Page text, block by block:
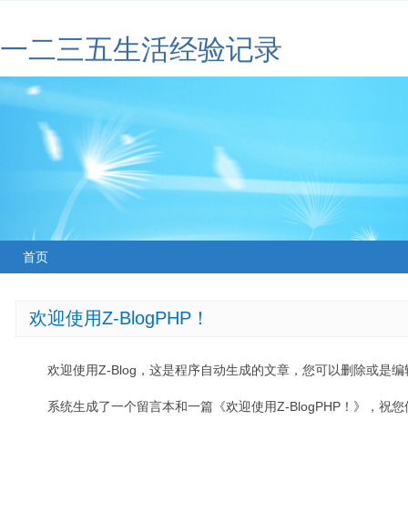
一二三五生活经验记录
首页
欢迎使用Z-BlogPHP！
欢迎使用Z-Blog，这是程序自动生成的文章，您可以删除或是编
系统生成了一个留言本和一篇《欢迎使用Z-BlogPHP！》，祝